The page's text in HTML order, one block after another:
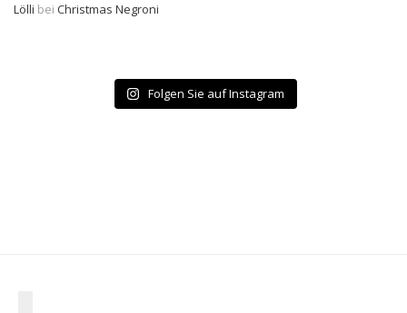
Lölli bei Christmas Negroni
Folgen Sie auf Instagram